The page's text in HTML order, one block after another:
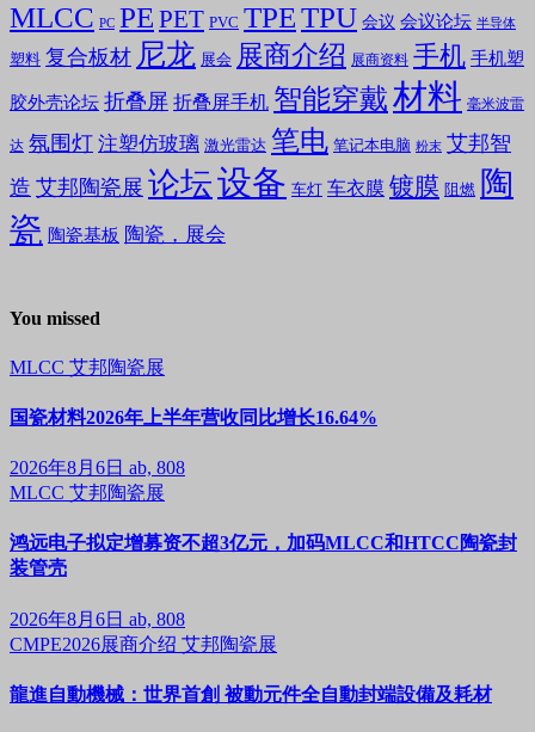
MLCC PC PE PET PVC TPETPU 会议 会议论坛 半导体
塑料 复合板材 尼龙 展会 展商介绍 展商资料 手机 手机塑
胶外壳论坛 折叠屏 折叠屏手机 智能穿戴材料 毫米波雷
达 氛围灯 注塑仿玻璃 激光雷达 笔电 笔记本电脑 粉末 艾邦智
造 艾邦陶瓷展 论坛设备 车灯 车衣膜 镀膜 阻燃 陶
瓷 陶瓷基板 陶瓷，展会
You missed
MLCC 艾邦陶瓷展
国瓷材料2026年上半年营收同比增长16.64%
2026年8月6日 ab, 808
MLCC 艾邦陶瓷展
鸿远电子拟定增募资不超3亿元，加码MLCC和HTCC陶瓷封
装管壳
2026年8月6日 ab, 808
CMPE2026展商介绍 艾邦陶瓷展
龍進自動機械：世界首創 被動元件全自動封端設備及耗材